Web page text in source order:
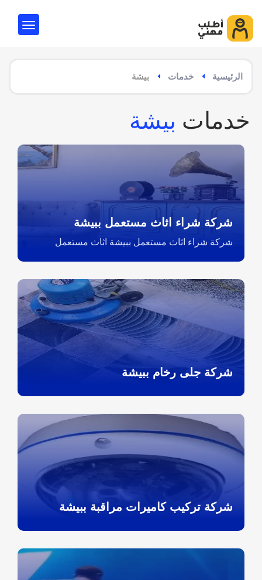
الرئيسية خدمات بيشة
خدمات بيشة
شركة شراء اثاث مستعمل ببيشة
شركة شراء اثاث مستعمل ببيشة اثاث مستعمل
شركة جلى رخام ببيشة
شركة تركيب كاميرات مراقبة ببيشة